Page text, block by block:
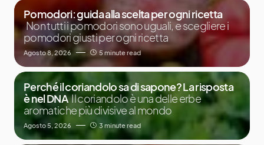
Pomodori: guida alla scelta per ogni ricetta
Non tutti i pomodori sono uguali, e scegliere i
pomodori giusti per ogni ricetta
Agosto 8, 2026 5 minute read
Perché il coriandolo sa di sapone? La risposta
è nel DNA Il coriandolo è una delle erbe
aromatiche più divisive al mondo
Agosto 5, 2026 3 minute read